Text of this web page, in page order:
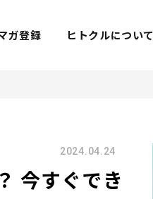
ガ登録 ヒトクルについて
2024.04.24
今すぐでき